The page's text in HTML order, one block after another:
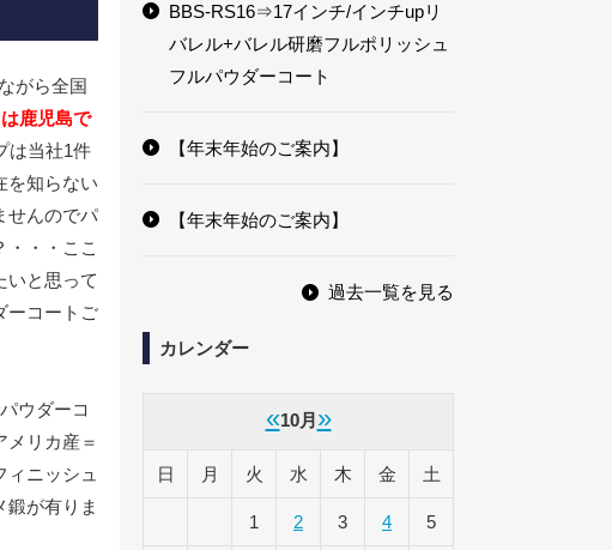
がら全国
は鹿児島で
は当社1件
を知らない
せんのでパ
・・ここ
いと思って
ーコートご
ウダーコ
リカ産＝
ニッシュ
鍛が有りま
BBS-RS16⇒17インチ/インチupリ
バレル+バレル研磨フルポリッシュ
フルパウダーコート
【年末年始のご案内】
【年末年始のご案内】
過去一覧を見る
カレンダー
«10月 »
日 月 火 水 木 金 土
1 2 3 4 5